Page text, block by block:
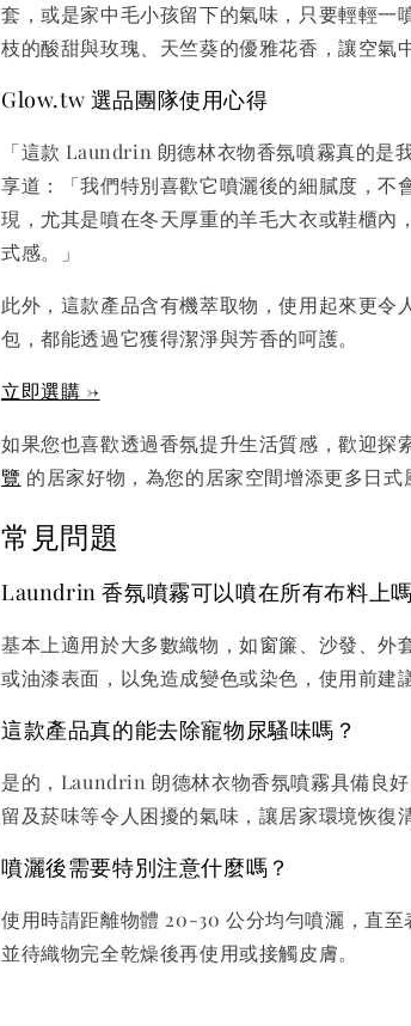
套，或是家中毛小孩留下的氣味，只要輕輕
枝的酸甜與玫瑰、天竺葵的優雅花香，讓空氣
Glow.tw 選品團隊使用心得
「這款 Laundrin 朗德林衣物香氛噴霧真的
享道：「我們特別喜歡它噴灑後的細膩度，不
現，尤其是噴在冬天厚重的羊毛大衣或鞋櫃
式感。」
此外，這款產品含有機萃取物，使用起來更
包，都能透過它獲得潔淨與芳香的呵護。
立即選購 →
如果您也喜歡透過香氛提升生活質感，歡迎探
覽 的居家好物，為您的居家空間增添更多日式
常見問題
Laundrin 香氛噴霧可以噴在所有布料上
基本上適用於大多數織物，如窗簾、沙發、
或油漆表面，以免造成變色或染色，使用前建
這款產品真的能去除寵物尿騷味嗎？
是的，Laundrin 朗德林衣物香氛噴霧具備良
留及菸味等令人困擾的氣味，讓居家環境恢復
噴灑後需要特別注意什麼嗎？
使用時請距離物體 20-30 公分均勻噴灑，直
並待織物完全乾燥後再使用或接觸皮膚。